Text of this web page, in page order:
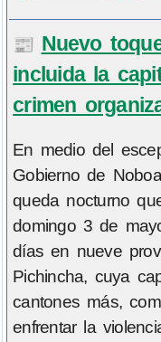
📰 Nuevo
incluida la
crimen
En medio del
Gobierno de
queda nocturno
domingo 3 de
días en nueve
Pichincha, cuya
cantones más,
enfrentar la